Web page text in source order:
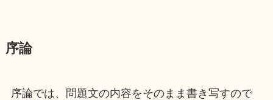
序論
序論では、問題文の内容をそのまま書き写すので